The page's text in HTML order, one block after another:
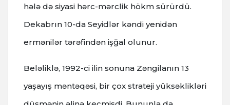
hələ də siyasi hərc-mərclik hökm sürürdü.
Dekabrın 10-da Seyidlər kəndi yenidən
ermənilər tərəfindən işğal olunur.
Beləliklə, 1992-ci ilin sonuna Zəngilanın 13
yaşayış məntəqəsi, bir çox strateji yüksəklikləri